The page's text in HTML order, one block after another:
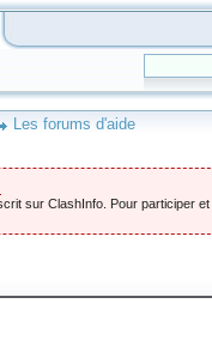
Les forums d'aide
sur ClashInfo. Pour participer